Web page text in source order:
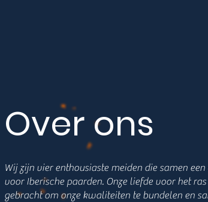
Over ons
Wij zijn vier enthousiaste meiden die samen
voor Iberische paarden. Onze liefde voor het
gebracht om onze kwaliteiten te bundelen en